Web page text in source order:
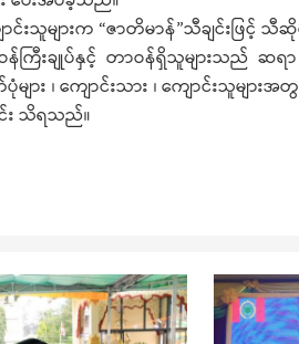
းသူများက “ဇာတိမာန်”သီချင်းဖြင့် သီ
ြီးချုပ်နှင့် တာဝန်ရှိသူများသည် ဆရာ
ား ၊ ကျောင်းသား ၊ ကျောင်းသူမျာ
သိရသည်။